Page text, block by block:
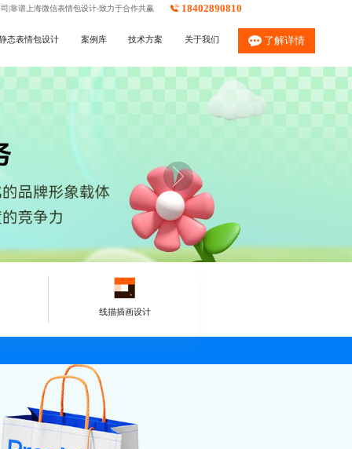
|靠谱上海微信表情包设计-致力于合作共赢 18402890810
态表情包设计 案例库 技术方案 关于我们 了解详情
线描插画设计